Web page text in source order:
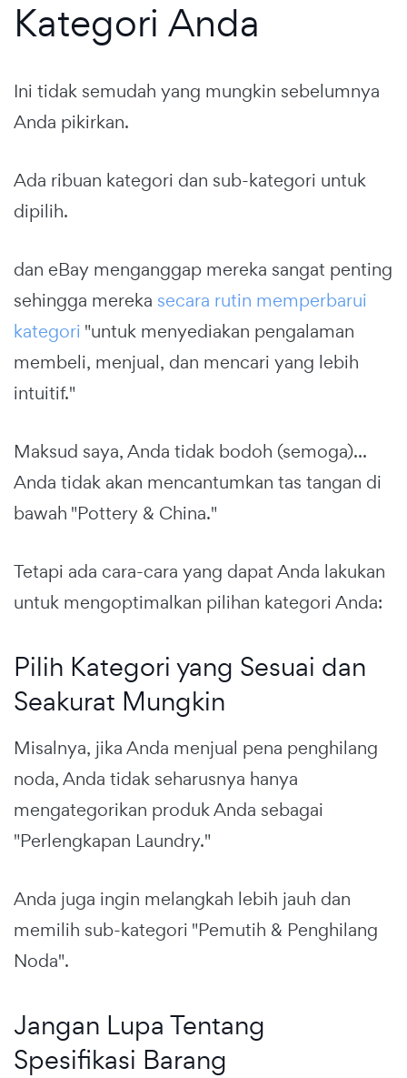
Kategori Anda
Ini tidak semudah yang mungkin sebelumnya
Anda pikirkan.
Ada ribuan kategori dan sub-kategori untuk
dipilih.
dan eBay menganggap mereka sangat penting
sehingga mereka secara rutin memperbarui
kategori "untuk menyediakan pengalaman
membeli, menjual, dan mencari yang lebih
intuitif."
Maksud saya, Anda tidak bodoh (semoga)...
Anda tidak akan mencantumkan tas tangan di
bawah "Pottery & China."
Tetapi ada cara-cara yang dapat Anda lakukan
untuk mengoptimalkan pilihan kategori Anda:
Pilih Kategori yang Sesuai dan
Seakurat Mungkin
Misalnya, jika Anda menjual pena penghilang
noda, Anda tidak seharusnya hanya
mengategorikan produk Anda sebagai
"Perlengkapan Laundry."
Anda juga ingin melangkah lebih jauh dan
memilih sub-kategori "Pemutih & Penghilang
Noda".
Jangan Lupa Tentang
Spesifikasi Barang